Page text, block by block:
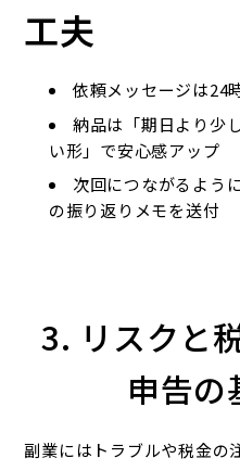
工夫
依頼メッセージは24
納品は「期日より少
い形」で安心感アップ
次回につながるよう
の振り返りメモを送付
3. リスクと
申告の
副業にはトラブルや税金の